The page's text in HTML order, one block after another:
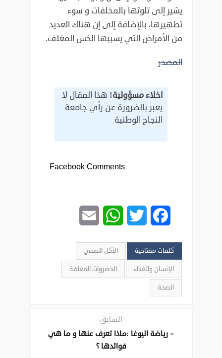
يشير إلى تلوثها بالمخلفات و سوء
تطهيرها، بالإضافة إلى إن ‏هناك العديد
من الأمراض التي يسببها الخس المغلف.
المصدر
اخلاء مسؤولية! هذا المقال لا
يعبر بالضرورة عن رأي جامعة
النجاح الوطنية
Facebook Comments
Facebook
Twitter
WhatsApp
كلمات مفتاحية الأكل الصحي
الإنسان والغذاء الخضروات المغلفة
الصحة
السابق
«رياضة اليوغا :ماذا تعرف عنها و ما هي
فوائدها ؟